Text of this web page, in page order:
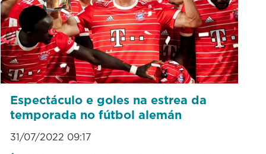
Espectáculo e goles na estrea da
temporada no fútbol alemán
31/07/2022 09:17